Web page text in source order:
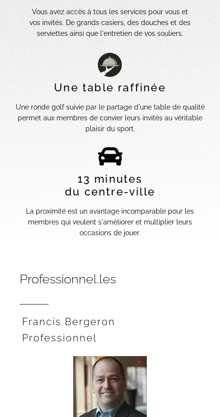
Vous avez accès à tous les services pour vous et
vos invités. De grands casiers, des douches et des
serviettes ainsi que l'entretien de vos souliers.
Une table raffinée
Une ronde golf suivie par le partage d'une table de qualité
permet aux membres de convier leurs invités au véritable
plaisir du sport.
13 minutes
du centre-ville
La proximité est un avantage incomparable pour les
membres qui veulent s'améliorer et multiplier leurs
occasions de jouer.
Professionnel.les
Francis Bergeron
Professionnel